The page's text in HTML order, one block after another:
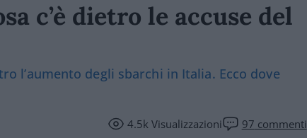
c’è dietro le accuse del
l’aumento degli sbarchi in Italia. Ecco dove
4.5kVisualizzazioni 97 commenti